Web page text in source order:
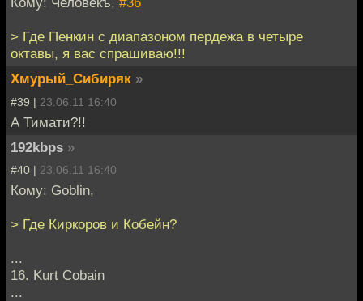
> Где Пенкин с диапазоном пердежа в четыре
октавы, я вас спрашиваю!!!
Хмурый_Сибиряк »
#39 | 23.06.11 16:40
А Тимати?!!
192kbps »
#40 | 23.06.11 16:40
Кому: Goblin,
> Где Киркоров и Кобейн?
...
16. Kurt Cobain
...